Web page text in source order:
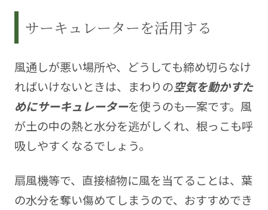
サーキュレーターを活用する
風通しが悪い場所や、どうしても締め切らなけ
ればいけないときは、まわりの空気を動かすた
めにサーキュレーターを使うのも一案です。風
が土の中の熱と水分を逃がしくれ、根っこも呼
吸しやすくなるでしょう。
扇風機等で、直接植物に風を当てることは、葉
の水分を奪い傷めてしまうので、おすすめでき